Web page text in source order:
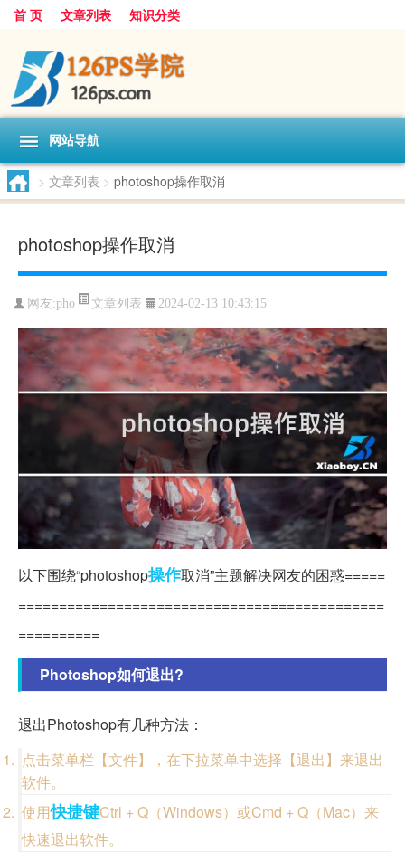
首 页 文章列表 知识分类
网站导航
> 文章列表 > photoshop操作取消
photoshop操作取消
网友:pho 文章列表 2024-02-13 10:43:15
以下围绕“photoshop操作取消”主题解决网友的困惑=====
=============================================
==========
Photoshop如何退出?
退出Photoshop有几种方法：
点击菜单栏【文件】，在下拉菜单中选择【退出】来退出
软件。
使用快捷键Ctrl + Q（Windows）或Cmd + Q（Mac）来
快速退出软件。